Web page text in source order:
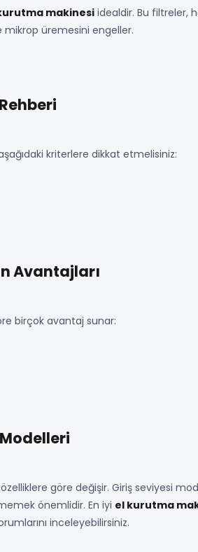
makinesi idealdir. Bu filtreler,
mikrop üremesini engeller.
kriterlere dikkat etmelisiniz:
Avantajları
birçok avantaj sunar:
göre değişir. Giriş seviyesi
önemlidir. En iyi el kurutma
inceleyebilirsiniz.